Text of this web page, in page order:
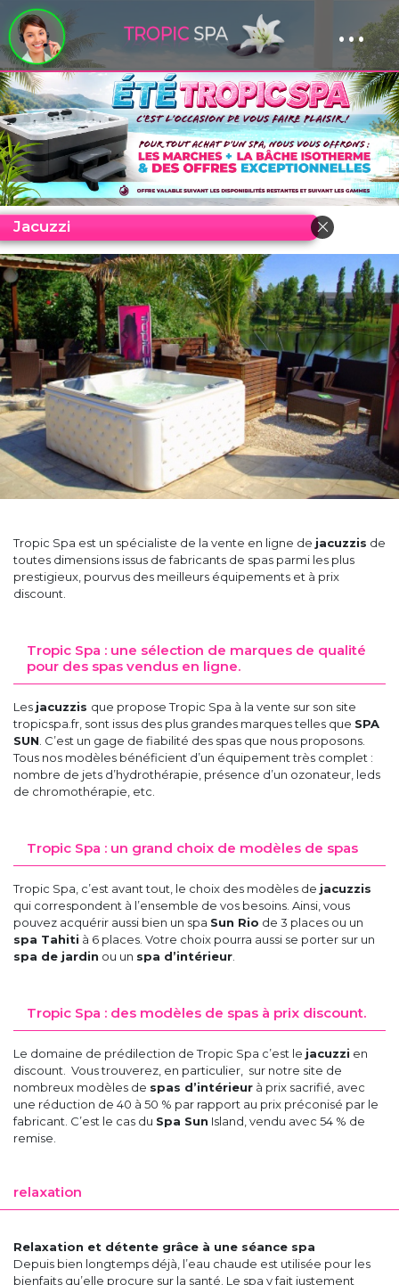
Panneau de gestion des cookies ...
Jacuzzi
Tropic Spa est un spécialiste de la vente en ligne de jacuzzis de
toutes dimensions issus de fabricants de spas parmi les plus
prestigieux, pourvus des meilleurs équipements et à prix
discount.
Tropic Spa : une sélection de marques de qualité
pour des spas vendus en ligne.
Les jacuzzis que propose Tropic Spa à la vente sur son site
tropicspa.fr, sont issus des plus grandes marques telles que SPA
SUN . C’est un gage de fiabilité des spas que nous proposons.
Tous nos modèles bénéficient d’un équipement très complet :
nombre de jets d’hydrothérapie, présence d’un ozonateur, leds
de chromothérapie, etc.
Tropic Spa : un grand choix de modèles de spas
Tropic Spa, c’est avant tout, le choix des modèles de jacuzzis
qui correspondent à l’ensemble de vos besoins. Ainsi, vous
pouvez acquérir aussi bien un spa Sun Rio de 3 places ou un
spa Tahiti à 6 places. Votre choix pourra aussi se porter sur un
spa de jardin ou un spa d’intérieur
Tropic Spa : des modèles de spas à prix discount.
Le domaine de prédilection de Tropic Spa c’est le jacuzzi en
discount. Vous trouverez, en particulier, sur notre site de
nombreux modèles de spas d’intérieur à prix sacrifié, avec
une réduction de 40 à 50 % par rapport au prix préconisé par le
fabricant. C’est le cas du Spa Sun Island, vendu avec 54 % de
remise.
relaxation
Relaxation et détente grâce à une séance spa
Depuis bien longtemps déjà, l’eau chaude est utilisée pour les
bienfaits qu’elle procure sur la santé. Le spa y fait justement